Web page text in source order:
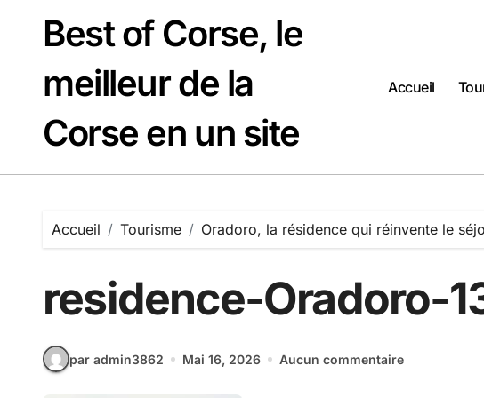
contenuBest of Corse, le
meilleur de la
Corse en un site
Accueil
Accueil Tourisme Oradoro, la résidence qui réinvente le
residence-Oradoro-
par admin3862 Mai 16, 2026 Aucun commentaire